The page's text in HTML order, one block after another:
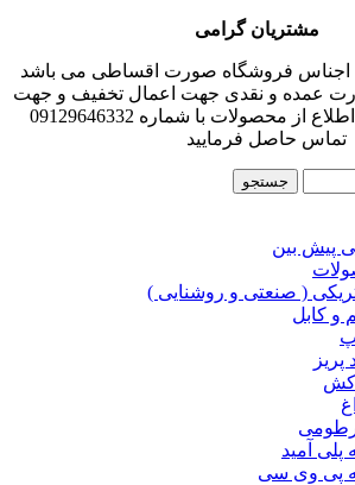
مشتریان گرامی
اجناس فروشگاه صورت اقساطی می باشد
عمده و نقدی جهت اعمال تخفیف و جهت
استعلام موجودی و اطلاع از محصولات با شماره 09129646332
تماس حاصل فرمایید
جستجو
پیش بین
( صنعتی و روشنایی )
و کابل
پریز
پلی آمید
پی وی سی